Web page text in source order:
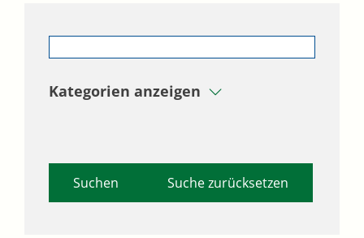
Kategorien anzeigen
Suche zurücksetzen